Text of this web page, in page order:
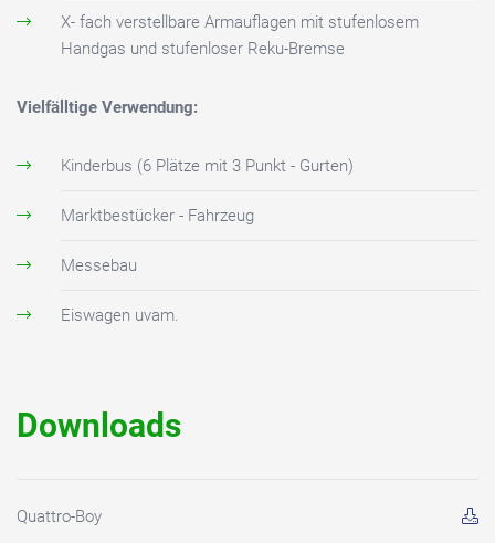
X- fach verstellbare Armauflagen mit stufenlosem
Handgas und stufenloser Reku-Bremse
Vielfälltige Verwendung:
Kinderbus (6 Plätze mit 3 Punkt - Gurten)
Marktbestücker - Fahrzeug
Messebau
Eiswagen uvam.
Downloads
Quattro-Boy